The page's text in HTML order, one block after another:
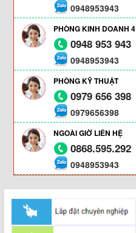
0948953943
PHÒNG KINH DOANH 4
0948 953 943
0948953943
PHÒNG KỸ THUẬT
0979 656 398
0979656398
NGOÀI GIỜ LIÊN HỆ
0868.595.292
0948953943